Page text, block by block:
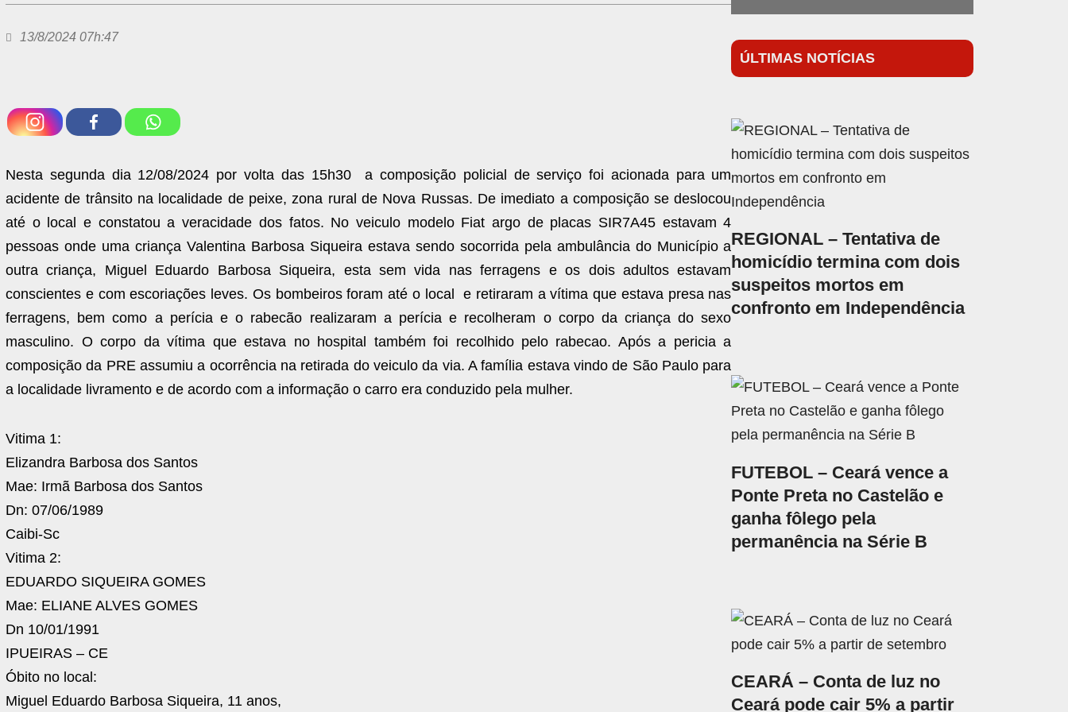
13/8/2024 07h:47
Nesta segunda dia 12/08/2024 por volta das 15h30 a composição policial de serviço foi acionada para um
acidente de trânsito na localidade de peixe, zona rural de Nova Russas. De imediato a composição se deslocou
até o local e constatou a veracidade dos fatos. No veiculo modelo Fiat argo de placas SIR7A45 estavam 4
pessoas onde uma criança Valentina Barbosa Siqueira estava sendo socorrida pela ambulância do Município a
outra criança, Miguel Eduardo Barbosa Siqueira, esta sem vida nas ferragens e os dois adultos estavam
conscientes e com escoriações leves. Os bombeiros foram até o local e retiraram a vítima que estava presa nas
ferragens, bem como a perícia e o rabecão realizaram a perícia e recolheram o corpo da criança do sexo
masculino. O corpo da vítima que estava no hospital também foi recolhido pelo rabecao. Após a pericia a
composição da PRE assumiu a ocorrência na retirada do veiculo da via. A família estava vindo de São Paulo para
a localidade livramento e de acordo com a informação o carro era conduzido pela mulher.
Vitima 1:
Elizandra Barbosa dos Santos
Mae: Irmã Barbosa dos Santos
Dn: 07/06/1989
Caibi-Sc
Vitima 2:
EDUARDO SIQUEIRA GOMES
Mae: ELIANE ALVES GOMES
Dn 10/01/1991
IPUEIRAS – CE
Óbito no local:
Miguel Eduardo Barbosa Siqueira, 11 anos,
ÚLTIMAS NOTÍCIAS
REGIONAL – Tentativa de
homicídio termina com dois
suspeitos mortos em
confronto em Independência
FUTEBOL – Ceará vence a
Ponte Preta no Castelão e
ganha fôlego pela
permanência na Série B
CEARÁ – Conta de luz no
Ceará pode cair 5% a partir